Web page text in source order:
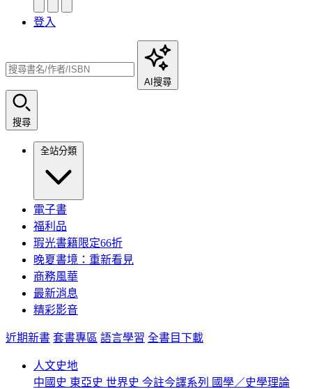
登入
AI搜尋
搜尋
全站分類
電子書
福利品
瑕光書籍限定66折
晚夏書境：重新看見
商務風華
最新消息
精彩影音
近期新書 套書專區 語言學習 全書目下載
人文史地
中國史 東亞史 世界史 今註今譯系列 國學／史學理論